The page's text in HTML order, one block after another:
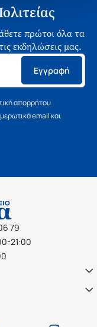
πρώτοι όλα τα
εκδηλώσεις μας.
Εγγραφή
απορρήτου
email και
79
21:00